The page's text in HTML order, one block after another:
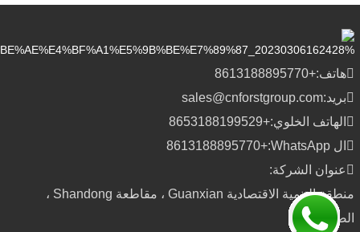
هاتف:+8613188895770
بريد:sales@cnforstgroup.com
الهاتف الخلوي:+8653188199529
ال WhatsApp:
+8613188895770
عنوان الشركة:
منطقة التنمية الاقتصادية Guanxian ، مقاطعة Shandong ،
الصين